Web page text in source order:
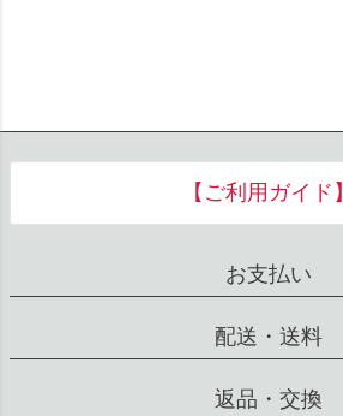
【ご利用ガイド】
お支払い
配送・送料
返品・交換